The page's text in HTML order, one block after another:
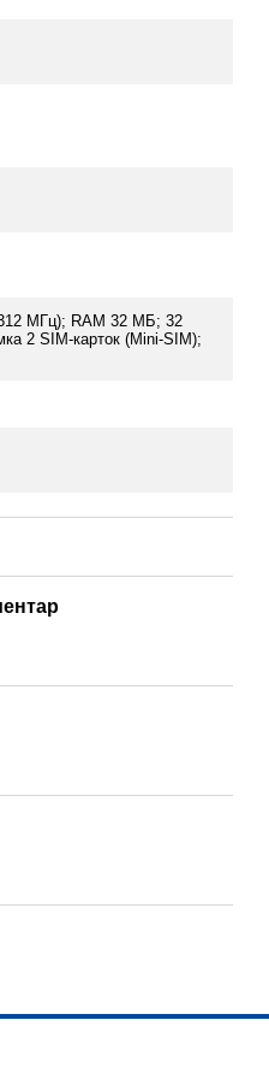
МГц); RAM 32 МБ; 32
2 SIM-карток (Mini-SIM);